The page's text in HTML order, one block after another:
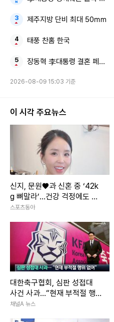
제주지방 단비 최대 50㎜
태풍 찬홈 한국
장동혁 李대통령 결혼 페널티
2026-08-09 15:03 기준
이 시각 주요뉴스
신지, 문원♥과 신혼 중 ‘42k
g 뼈말라’…건강 걱정에도 행
사 열일
스포츠동아
대한축구협회, 심판 성접대
사건 사과…“현재 부적절 행
위 없어”
채널A 뉴스